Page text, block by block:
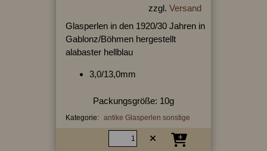
zzgl. Versand
Glasperlen in den 1920/30 Jahren in
Gablonz/Böhmen hergestellt
alabaster hellblau
3,0/13,0mm
Packungsgröße: 10g
Kategorie: antike Glasperlen sonstige